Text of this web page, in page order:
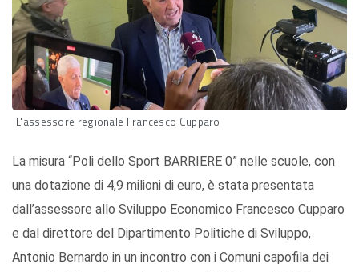
L'assessore regionale Francesco Cupparo
La misura “Poli dello Sport BARRIERE 0” nelle scuole, con
una dotazione di 4,9 milioni di euro, è stata presentata
dall’assessore allo Sviluppo Economico Francesco Cupparo
e dal direttore del Dipartimento Politiche di Sviluppo,
Antonio Bernardo in un incontro con i Comuni capofila dei